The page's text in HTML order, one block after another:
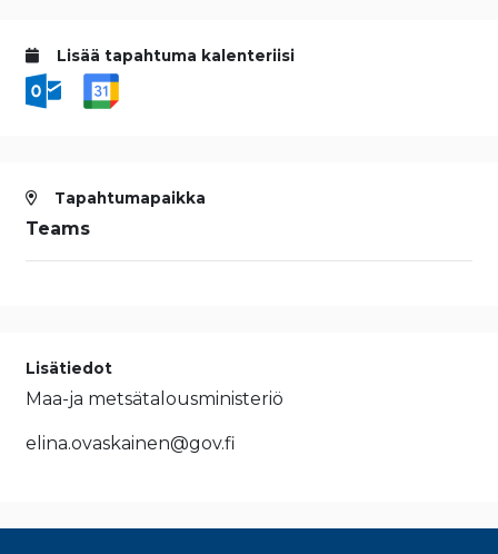
Lisää tapahtuma kalenteriisi
Tapahtumapaikka
Teams
Lisätiedot
Maa-ja metsätalousministeriö
elina.ovaskainen@gov.fi